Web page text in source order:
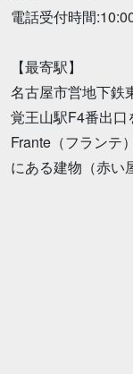
電話受付時間
【最寄駅】
名古屋市営地下鉄
覚王山駅F4番出口
Frante（フランテ
にある建物（赤い